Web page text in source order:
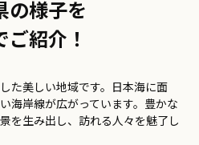
の様子を
ご紹介！
た美しい地域です。日本海に面
海岸線が広がっています。豊かな
を生み出し、訪れる人々を魅了し